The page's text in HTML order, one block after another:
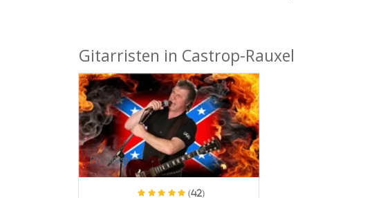
Gitarristen in Castrop-Rauxel
ProArtist
(42)